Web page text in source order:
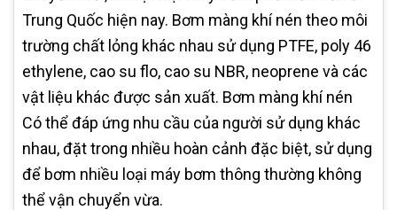
Trung Quốc hiện nay. Bơm màng khí nén theo môi
trường chất lỏng khác nhau sử dụng PTFE, poly 46
ethylene, cao su flo, cao su NBR, neoprene và các
vật liệu khác được sản xuất. Bơm màng khí nén
Có thể đáp ứng nhu cầu của người sử dụng khác
nhau, đặt trong nhiều hoàn cảnh đặc biệt, sử dụng
để bơm nhiều loại máy bơm thông thường không
thể vận chuyển vừa.